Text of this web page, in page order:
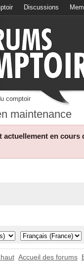
Discussions
comptoir
maintenance
actuellement en cours
Accueil des forums